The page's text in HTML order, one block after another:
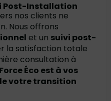
Post-Installation
nos clients ne
Nous offrons
et un suivi post-
la satisfaction totale
consultation à
Force Éco est à vos
votre transition